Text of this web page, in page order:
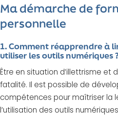
Ma démarche de
personnelle
1. Comment réapprendre à
utiliser les outils numériques
Être en situation d’illettrisme et
fatalité. Il est possible de
compétences pour maîtriser la
l’utilisation des outils